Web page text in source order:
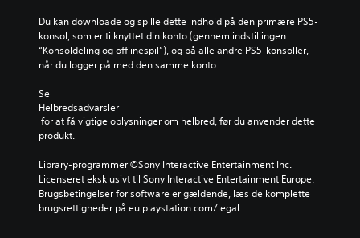
Du kan downloade og spille dette indhold på den primære PS5-
konsol, som er tilknyttet din konto (gennem indstillingen
“Konsoldeling og offlinespil”), og på alle andre PS5-konsoller,
når du logger på med den samme konto.
Se
Helbredsadvarsler
produkt.
Library-programmer ©Sony Interactive Entertainment Inc.
Licenseret eksklusivt til Sony Interactive Entertainment Europe.
Brugsbetingelser for software er gældende, læs de komplette
brugsrettigheder på eu.playstation.com/legal.